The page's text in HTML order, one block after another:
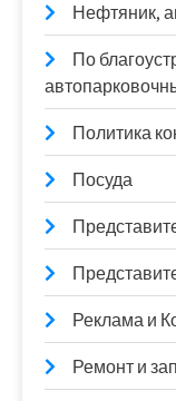
Нефтяник,
По
Политика
Посуда
Реклама и
Ремонт и